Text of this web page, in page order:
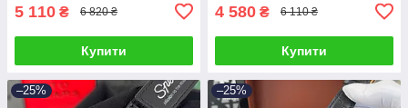
5 110 ₴ 6 820 ₴
Купити
4 580 ₴ 6 110 ₴
Купити
–25% –25%